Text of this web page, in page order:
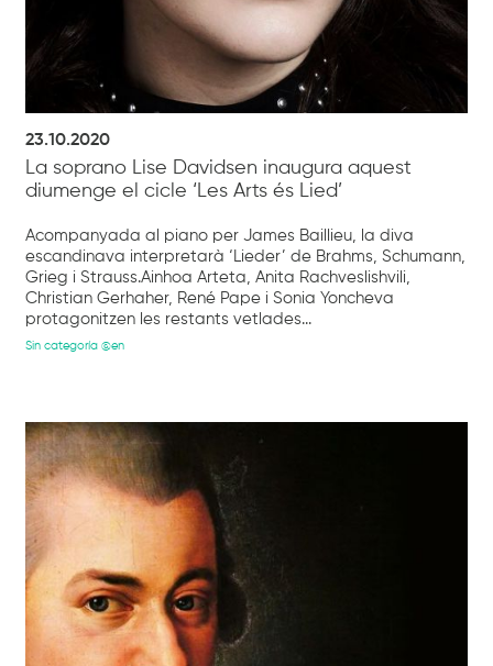
23.10.2020
La soprano Lise Davidsen inaugura aquest
diumenge el cicle ‘Les Arts és Lied’
Acompanyada al piano per James Baillieu, la diva
escandinava interpretarà ‘Lieder’ de Brahms, Schumann,
Grieg i Strauss.Ainhoa Arteta, Anita Rachveslishvili,
Christian Gerhaher, René Pape i Sonia Yoncheva
protagonitzen les restants vetlades...
Sin categoría @en